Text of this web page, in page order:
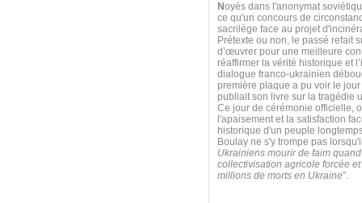
Noyés dans l'anonymat
ce qu'un concours de
sacrilège face au projet
Prétexte ou non, le passé refait
d’œuvrer pour une meilleure
réaffirmer la vérité historique et
dialogue franco-ukrainien
première plaque a pu voir le
publiait son livre sur la tragédie
Ce jour de cérémonie officielle,
l'apaisement et la satisfaction
historique d'un peuple
Boulay ne s'y trompe pas
Ukrainiens mourir de faim
collectivisation agricole forcée
millions de morts en Ukraine”.